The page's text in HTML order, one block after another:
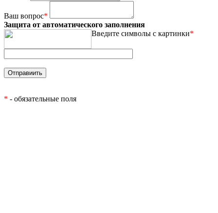
Ваш вопрос*
Защита от автоматического заполнения
Введите символы с картинки*
* - обязательные поля